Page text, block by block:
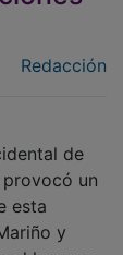
un
esta
y
lugar se